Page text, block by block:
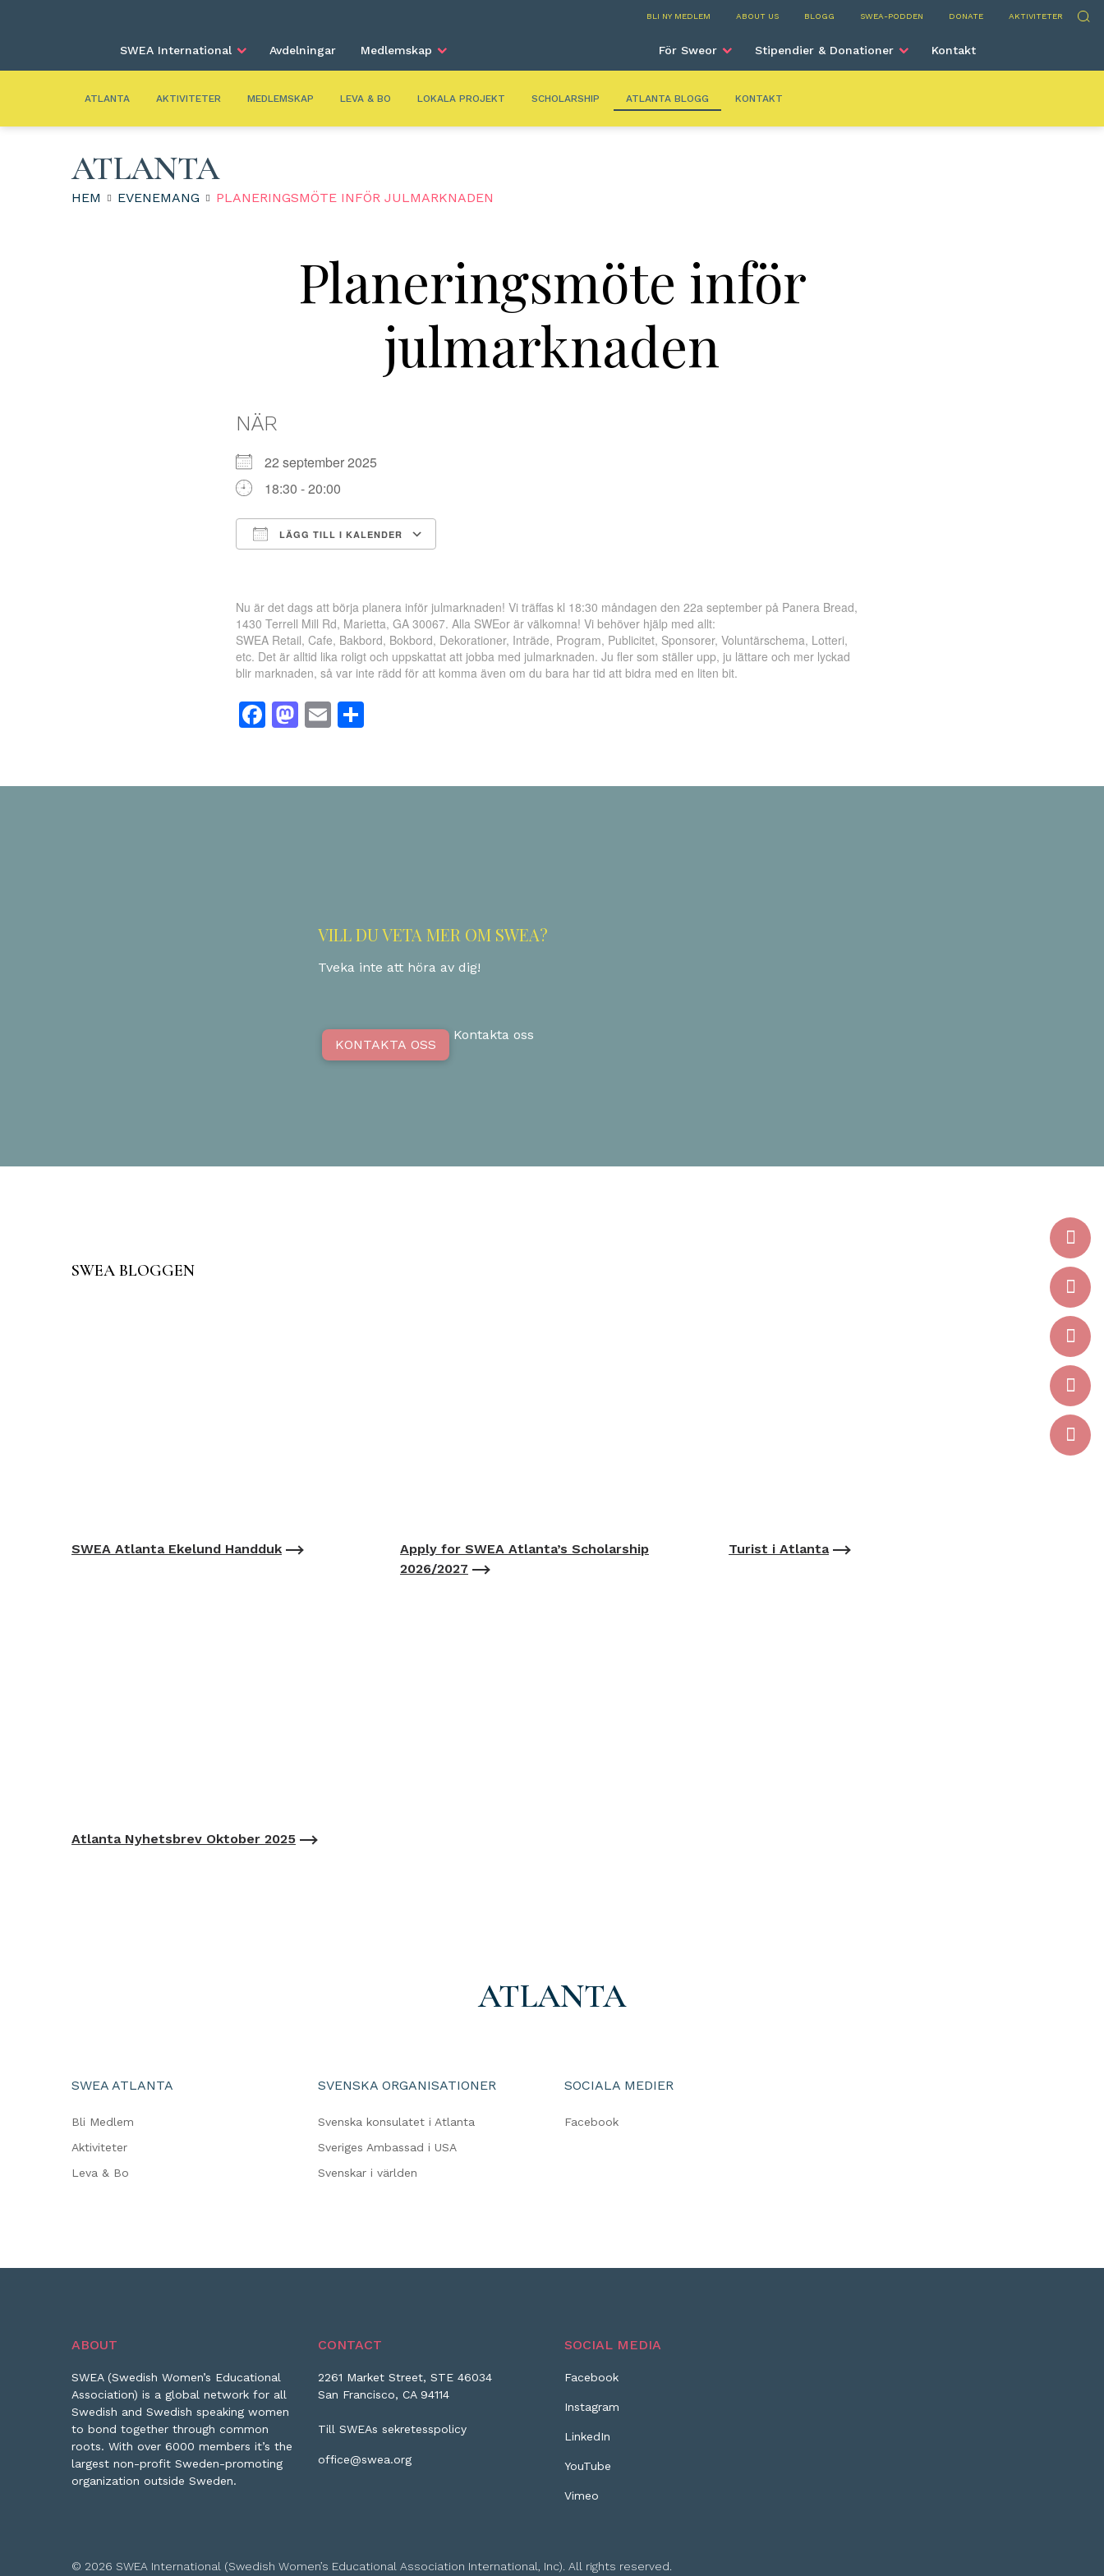
BLI NY MEDLEM ABOUT US BLOGG SWEA-PODDEN DONATE AKTIVITETER Sök
Atlanta
SWEA International Avdelningar Medlemskap För Sweor Stipendier & Donationer Kontakt
ATLANTA AKTIVITETER MEDLEMSKAP LEVA & BO LOKALA PROJEKT SCHOLARSHIP ATLANTA BLOGG KONTAKT
ATLANTA
HEM EVENEMANG PLANERINGSMÖTE INFÖR JULMARKNADEN
Planeringsmöte inför
julmarknaden
NÄR
22 september 2025
18:30 - 20:00
LÄGG TILL I KALENDER
Nu är det dags att börja planera inför julmarknaden! Vi träffas kl 18:30 måndagen den 22a september på Panera Bread,
1430 Terrell Mill Rd, Marietta, GA 30067. Alla SWEor är välkomna! Vi behöver hjälp med allt:
SWEA Retail, Cafe, Bakbord, Bokbord, Dekorationer, Inträde, Program, Publicitet, Sponsorer, Voluntärschema, Lotteri,
etc. Det är alltid lika roligt och uppskattat att jobba med julmarknaden. Ju fler som ställer upp, ju lättare och mer lyckad
blir marknaden, så var inte rädd för att komma även om du bara har tid att bidra med en liten bit.
Facebook
Mastodon
Email
VILL DU VETA MER OM SWEA?
Tveka inte att höra av dig!
KONTAKTA OSS
Kontakta oss
SWEA BLOGGEN
SWEA Atlanta Ekelund Handduk
Apply for SWEA Atlanta’s Scholarship
2026/2027
Turist i Atlanta
Atlanta Nyhetsbrev Oktober 2025
ATLANTA
SWEA ATLANTA
Bli Medlem
Aktiviteter
Leva & Bo
SVENSKA ORGANISATIONER
Svenska konsulatet i Atlanta
Sveriges Ambassad i USA
Svenskar i världen
SOCIALA MEDIER
Facebook
ABOUT
SWEA (Swedish Women’s Educational
Association) is a global network for all
Swedish and Swedish speaking women
to bond together through common
roots. With over 6000 members it’s the
largest non-profit Sweden-promoting
organization outside Sweden.
CONTACT
2261 Market Street, STE 46034
San Francisco, CA 94114
Till SWEAs sekretesspolicy
office@swea.org
SOCIAL MEDIA
Facebook
Instagram
LinkedIn
YouTube
Vimeo
© 2026 SWEA International (Swedish Women’s Educational Association International, Inc). All rights reserved.